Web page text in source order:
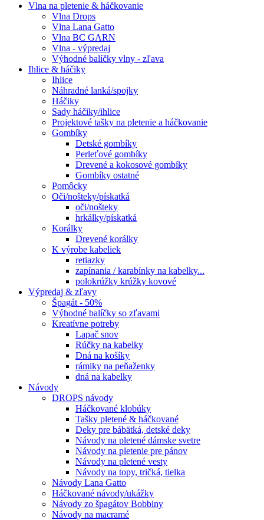
Vlna na pletenie & háčkovanie
Vlna Drops
Vlna Lana Gatto
Vlna BC GARN
Vlna - výpredaj
Výhodné balíčky vlny - zľava
Ihlice & háčiky
Ihlice
Náhradné lanká/spojky
Háčiky
Sady háčiky/ihlice
Projektové tašky na pletenie a háčkovanie
Gombíky
Detské gombíky
Perleťové gombíky
Drevené a kokosové gombíky
Gombíky ostatné
Pomôcky
Oči/nošteky/pískatká
oči/nošteky
hrkálky/pískatká
Korálky
Drevené korálky
K výrobe kabeliek
retiazky
zapínania / karabínky na kabelky...
polokrúžky krúžky kovové
Výpredaj & zľavy
Špagát - 50%
Výhodné balíčky so zľavami
Kreatívne potreby
Lapač snov
Rúčky na kabelky
Dná na košíky
rámiky na peňaženky
dná na kabelky
Návody
DROPS návody
Háčkované klobúky
Tašky pletené & háčkované
Deky pre bábätká, detské deky
Návody na pletené dámske svetre
Návody na pletenie pre pánov
Návody na pletené vesty
Návody na topy, tričká, tielka
Návody Lana Gatto
Háčkované návody/ukážky
Návody zo špagátov Bobbiny
Návody na macramé